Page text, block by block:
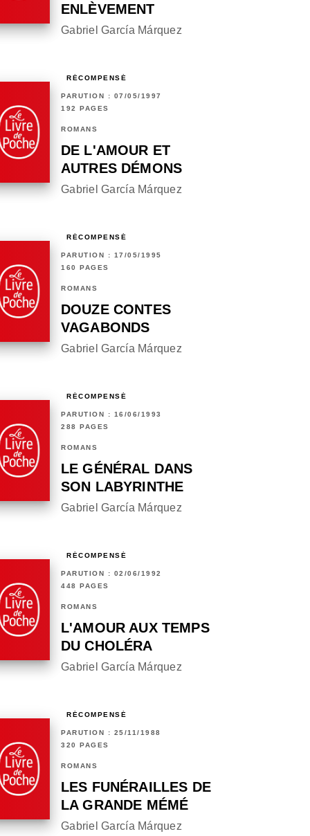
ENLÈVEMENT
Gabriel García Márquez
RÉCOMPENSÉ
PARUTION : 07/05/1997
192 PAGES
ROMANS
DE L'AMOUR ET
AUTRES DÉMONS
Gabriel García Márquez
RÉCOMPENSÉ
PARUTION : 17/05/1995
160 PAGES
ROMANS
DOUZE CONTES
VAGABONDS
Gabriel García Márquez
RÉCOMPENSÉ
PARUTION : 16/06/1993
288 PAGES
ROMANS
LE GÉNÉRAL DANS
SON LABYRINTHE
Gabriel García Márquez
RÉCOMPENSÉ
PARUTION : 02/06/1992
448 PAGES
ROMANS
L'AMOUR AUX TEMPS
DU CHOLÉRA
Gabriel García Márquez
RÉCOMPENSÉ
PARUTION : 25/11/1988
320 PAGES
ROMANS
LES FUNÉRAILLES DE
LA GRANDE MÉMÉ
Gabriel García Márquez